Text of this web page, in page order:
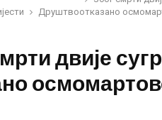
Друштвоотказано
двије